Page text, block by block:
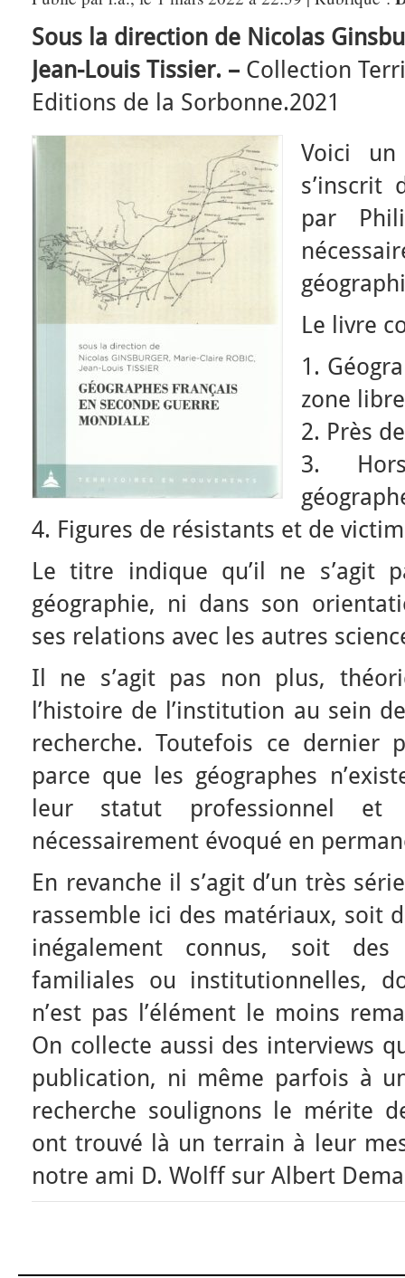
Sous la direction de Nicolas
Jean-Louis Tissier. – Collection
Editions de la Sorbonne.2021
Voici
s’inscrit
par
Le livre
1.
zone
2. Près
3.
4. Figures de résistants et de
Le titre indique qu’il ne s’agit
géographie, ni dans son
ses relations avec les autres
Il ne s’agit pas non plus,
l’histoire de l’institution au sein
recherche. Toutefois ce
parce que les géographes
leur statut professionnel
nécessairement évoqué en
En revanche il s’agit d’un très
rassemble ici des matériaux, soit
inégalement connus, soit des
familiales ou institutionnelles,
n’est pas l’élément le moins
On collecte aussi des interviews
publication, ni même parfois à
recherche soulignons le mérite
ont trouvé là un terrain à leur
notre ami D. Wolff sur Albert